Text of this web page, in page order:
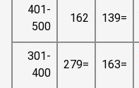
=139
162
401-
500
=163
=279
301-
400